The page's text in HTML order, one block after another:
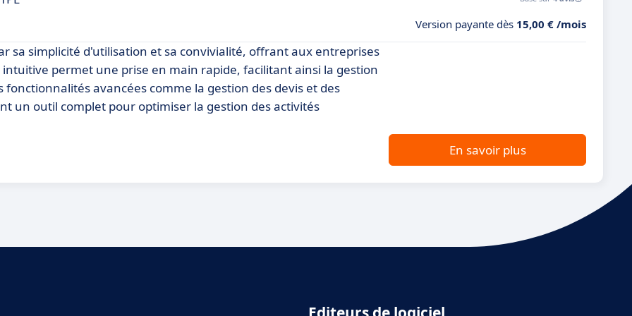
Version payante dès 15,00 € /mois
sa simplicité d'utilisation et sa convivialité, offrant aux entreprises
permet une prise en main rapide, facilitant ainsi la gestion
fonctionnalités avancées comme la gestion des devis et des
un outil complet pour optimiser la gestion des activités
En savoir plus